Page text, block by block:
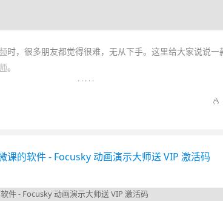
时，很多朋友都觉得很难，无从下手。这里给大家说说一
。
等都要简单得多，你几乎不需要任何的基础，初
无需辛苦地
复杂的软件，没有门槛，做出来的作品
. . . . .
课的软件 - Focusky 动画演示大师送 VIP 激活码